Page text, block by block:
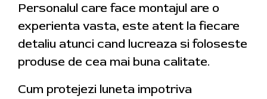
Personalul care face montajul are o
experienta vasta, este atent la fiecare
detaliu atunci cand lucreaza si foloseste
produse de cea mai buna calitate.
Cum protejezi luneta impotriva